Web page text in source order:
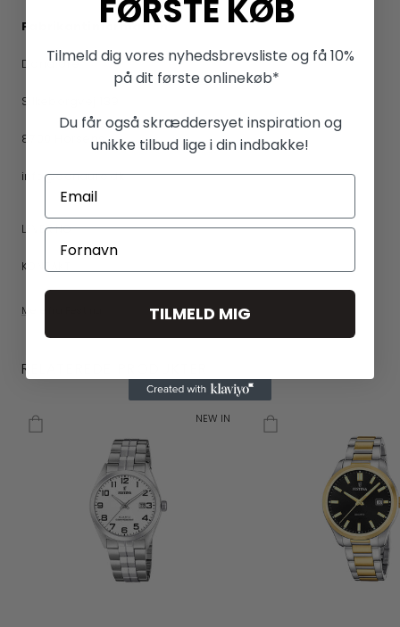
Fabrikantinformation:
Dana Ure
Silkeborgvej 139
8700 Horsens
info@danaure.dk
LEVERING
KONTAKT
Mere fra Festina
RELATEREDE PRODUKTER
NEW IN
FØRSTE KØB
Tilmeld dig vores nyhedsbrevsliste og få 10%
på dit første onlinekøb*
Du får også skræddersyet inspiration og
unikke tilbud lige i din indbakke!
TILMELD MIG